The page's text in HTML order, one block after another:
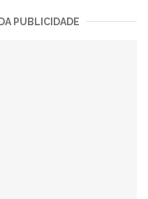
PUBLICIDADE